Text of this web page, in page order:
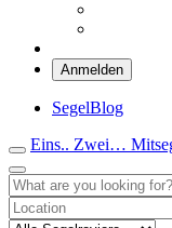
Anmelden
SegelBlog
Eins.. Zwei…